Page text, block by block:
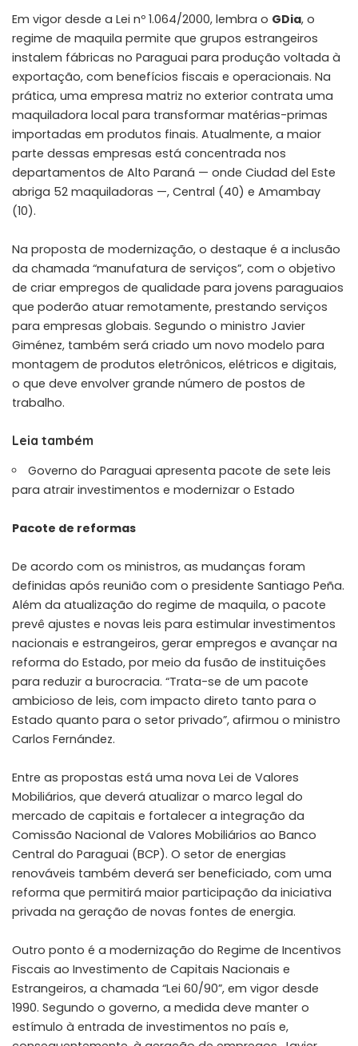
Em vigor desde a Lei nº 1.064/2000, lembra o GDia, o
regime de maquila permite que grupos estrangeiros
instalem fábricas no Paraguai para produção voltada à
exportação, com benefícios fiscais e operacionais. Na
prática, uma empresa matriz no exterior contrata uma
maquiladora local para transformar matérias-primas
importadas em produtos finais. Atualmente, a maior
parte dessas empresas está concentrada nos
departamentos de Alto Paraná — onde Ciudad del Este
abriga 52 maquiladoras —, Central (40) e Amambay
(10).
Na proposta de modernização, o destaque é a inclusão
da chamada “manufatura de serviços”, com o objetivo
de criar empregos de qualidade para jovens paraguaios
que poderão atuar remotamente, prestando serviços
para empresas globais. Segundo o ministro Javier
Giménez, também será criado um novo modelo para
montagem de produtos eletrônicos, elétricos e digitais,
o que deve envolver grande número de postos de
trabalho.
Leia também
Governo do Paraguai apresenta pacote de sete leis
para atrair investimentos e modernizar o Estado
Pacote de reformas
De acordo com os ministros, as mudanças foram
definidas após reunião com o presidente Santiago Peña.
Além da atualização do regime de maquila, o pacote
prevê ajustes e novas leis para estimular investimentos
nacionais e estrangeiros, gerar empregos e avançar na
reforma do Estado, por meio da fusão de instituições
para reduzir a burocracia. “Trata-se de um pacote
ambicioso de leis, com impacto direto tanto para o
Estado quanto para o setor privado”, afirmou o ministro
Carlos Fernández.
Entre as propostas está uma nova Lei de Valores
Mobiliários, que deverá atualizar o marco legal do
mercado de capitais e fortalecer a integração da
Comissão Nacional de Valores Mobiliários ao Banco
Central do Paraguai (BCP). O setor de energias
renováveis também deverá ser beneficiado, com uma
reforma que permitirá maior participação da iniciativa
privada na geração de novas fontes de energia.
Outro ponto é a modernização do Regime de Incentivos
Fiscais ao Investimento de Capitais Nacionais e
Estrangeiros, a chamada “Lei 60/90”, em vigor desde
1990. Segundo o governo, a medida deve manter o
estímulo à entrada de investimentos no país e,